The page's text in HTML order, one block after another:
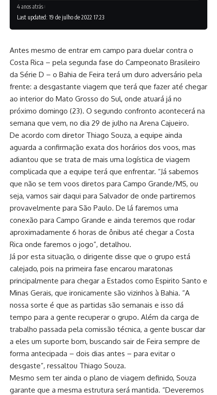
Last updated: 19 de julho de 2022 17:23
4 anos atrás
Antes mesmo de entrar em campo para duelar contra o
Costa Rica – pela segunda fase do Campeonato Brasileiro
da Série D – o Bahia de Feira terá um duro adversário pela
frente: a desgastante viagem que terá que fazer até chegar
ao interior do Mato Grosso do Sul, onde atuará já no
próximo domingo (23). O segundo confronto acontecerá na
semana que vem, no dia 29 de julho na Arena Cajueiro.
De acordo com diretor Thiago Souza, a equipe ainda
aguarda a confirmação exata dos horários dos voos, mas
adiantou que se trata de mais uma logística de viagem
complicada que a equipe terá que enfrentar. “Já sabemos
que não se tem voos diretos para Campo Grande/MS, ou
seja, vamos sair daqui para Salvador de onde partiremos
provavelmente para São Paulo. De lá faremos uma
conexão para Campo Grande e ainda teremos que rodar
aproximadamente 6 horas de ônibus até chegar a Costa
Rica onde faremos o jogo”, detalhou.
Já por esta situação, o dirigente disse que o grupo está
calejado, pois na primeira fase encarou maratonas
principalmente para chegar a Estados como Espirito Santo e
Minas Gerais, que ironicamente são vizinhos à Bahia. “A
nossa sorte é que as partidas são semanais e isso dá
tempo para a gente recuperar o grupo. Além da carga de
trabalho passada pela comissão técnica, a gente buscar dar
a eles um suporte bom, buscando sair de Feira sempre de
forma antecipada – dois dias antes – para evitar o
desgaste”, ressaltou Thiago Souza.
Mesmo sem ter ainda o plano de viagem definido, Souza
garante que a mesma estrutura será mantida. “Deveremos